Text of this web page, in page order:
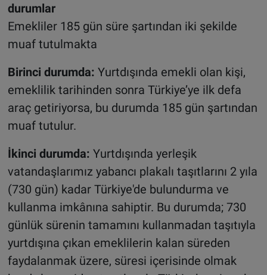
durumlar
Emekliler 185 gün süre şartından iki şekilde
muaf tutulmakta
Birinci durumda: Yurtdışında emekli olan kişi,
emeklilik tarihinden sonra Türkiye’ye ilk defa
araç getiriyorsa, bu durumda 185 gün şartından
muaf tutulur.
İkinci durumda: Yurtdışında yerleşik
vatandaşlarımız yabancı plakalı taşıtlarını 2 yıla
(730 gün) kadar Türkiye'de bulundurma ve
kullanma imkânına sahiptir. Bu durumda; 730
günlük sürenin tamamını kullanmadan taşıtıyla
yurtdışına çıkan emeklilerin kalan süreden
faydalanmak üzere, süresi içerisinde olmak